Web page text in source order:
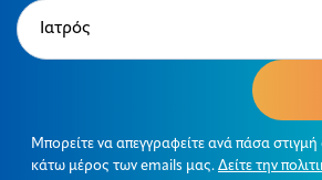
Type
(Required)
Μπορείτε να απεγγραφείτε ανά πάσα
κάτω μέρος των emails μας. Δείτε την